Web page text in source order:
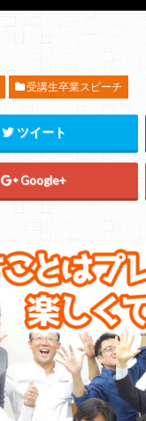
受講生卒業スピーチ
ツイート
Google+